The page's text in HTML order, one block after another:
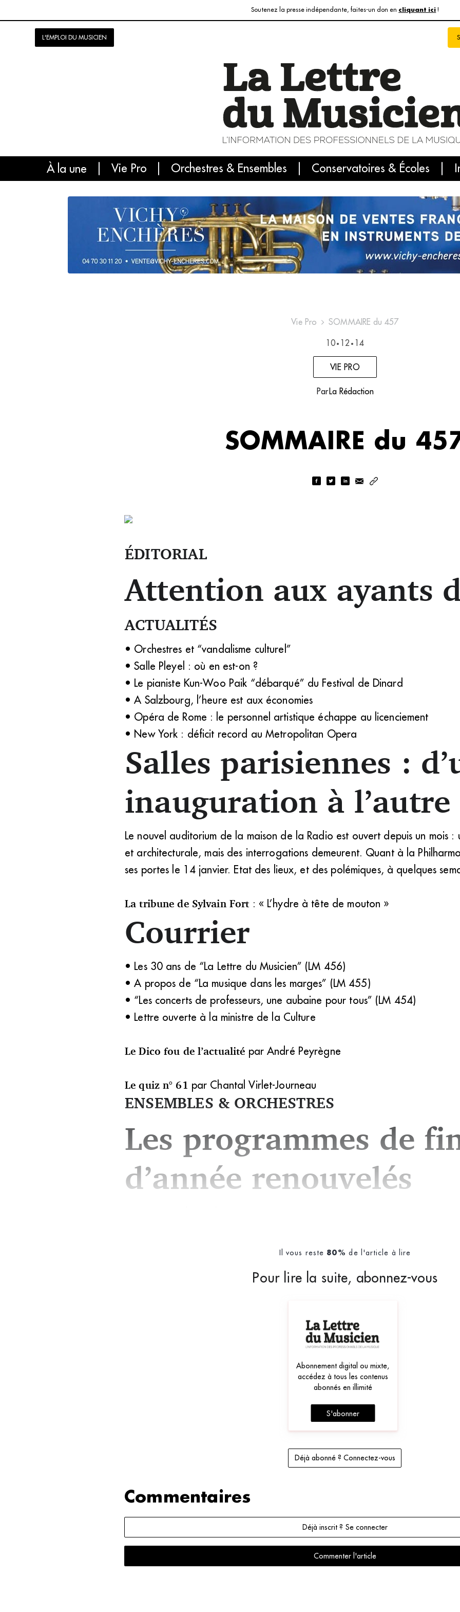
Soutenez la presse indépendante, faites-un don en cliquant ici !
L'EMPLOI DU MUSICIEN
À la une Vie Pro Orchestres & Ensembles Conservatoires & Écoles
L'info du jour Le numéro du mois
Vie Pro SOMMAIRE du 457
10 • 12 • 14
VIE PRO
Par La Rédaction
SOMMAIRE du
ÉDITORIAL
Attention aux ayants
ACTUALITÉS
• Orchestres et “vandalisme culturel”
• Salle Pleyel : où en est-on ?
• Le pianiste Kun-Woo Paik “débarqué” du Festival de Dinard
• A Salzbourg, l’heure est aux économies
• Opéra de Rome : le personnel artistique échappe au licenciement
• New York : déficit record au Metropolitan Opera
Salles parisiennes :
inauguration à l’autre
Le nouvel auditorium de la maison de la Radio est ouvert depuis un mois :
et architecturale, mais des interrogations demeurent. Quant à la
ses portes le 14 janvier. Etat des lieux, et des polémiques, à quelques
La tribune de Sylvain Fort: « L’hydre à tête de mouton »
Courrier
• Les 30 ans de “La Lettre du Musicien” (LM 456)
• A propos de “La musique dans les marges” (LM 455)
• “Les concerts de professeurs, une aubaine pour tous” (LM 454)
• Lettre ouverte à la ministre de la Culture
Le Dico fou de l’actualité par André Peyrègne
Le quiz n° 61 par Chantal Virlet-Journeau
ENSEMBLES & ORCHESTRES
Les programmes de
d’année renouvelés
Il vous reste 80% de l'article à lire
Pour lire la suite, abonnez-vous
Abonnement digital ou mixte,
accédez à tous les contenus
abonnés en illimité
S'abonner
Déjà abonné ? Connectez-vous
Commentaires
Déjà inscrit ? Se connecter
Commenter l'article